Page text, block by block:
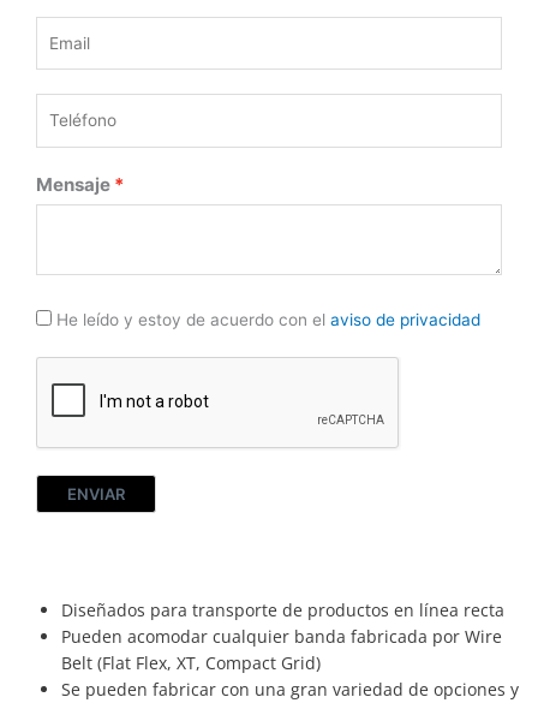
Mensaje
He leído y estoy de acuerdo con el aviso de privacidad
ENVIAR
Diseñados para transporte de productos en línea recta
Pueden acomodar cualquier banda fabricada por Wire
Belt (Flat Flex, XT, Compact Grid)
Se pueden fabricar con una gran variedad de opciones y